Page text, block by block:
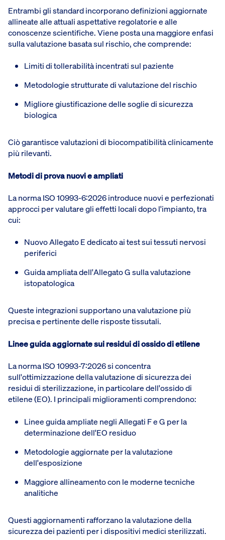
Entrambi gli standard incorporano definizioni aggiornate
allineate alle attuali aspettative regolatorie e alle
conoscenze scientifiche. Viene posta una maggiore enfasi
sulla valutazione basata sul rischio, che comprende:
Limiti di tollerabilità incentrati sul paziente
Metodologie strutturate di valutazione del rischio
Migliore giustificazione delle soglie di sicurezza
biologica
Ciò garantisce valutazioni di biocompatibilità clinicamente
più rilevanti.
Metodi di prova nuovi e ampliati
La norma ISO 10993-6:2026 introduce nuovi e perfezionati
approcci per valutare gli effetti locali dopo l'impianto, tra
cui:
Nuovo Allegato E dedicato ai test sui tessuti nervosi
periferici
Guida ampliata dell'Allegato G sulla valutazione
istopatologica
Queste integrazioni supportano una valutazione più
precisa e pertinente delle risposte tissutali.
Linee guida aggiornate sui residui di ossido di etilene
La norma ISO 10993-7:2026 si concentra
sull'ottimizzazione della valutazione di sicurezza dei
residui di sterilizzazione, in particolare dell'ossido di
etilene (EO). I principali miglioramenti comprendono:
Linee guida ampliate negli Allegati F e G per la
determinazione dell'EO residuo
Metodologie aggiornate per la valutazione
dell'esposizione
Maggiore allineamento con le moderne tecniche
analitiche
Questi aggiornamenti rafforzano la valutazione della
sicurezza dei pazienti per i dispositivi medici sterilizzati.